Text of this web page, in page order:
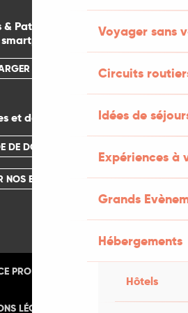
Voyager sans
Circuits
Idées de
Expériences à
Grands
Hébergements
Hôtels
& Patrimoines sur votre
smartphone
L'APPLICATION
et documentations
DE DOCUMENTATION
NOS BROCHURES
PRO
LÉGALES